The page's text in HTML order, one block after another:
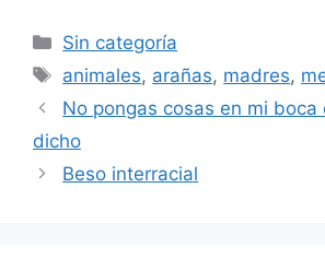
Categorías
Sin categoría
Etiquetas
animales, arañas, madres,
No pongas cosas en mi boca
dicho
Beso interracial